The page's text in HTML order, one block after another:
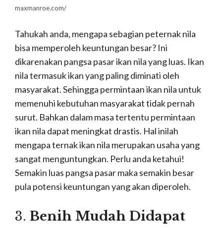
maxmanroe.com/
Tahukah anda, mengapa sebagian peternak nila
bisa memperoleh keuntungan besar? Ini
dikarenakan pangsa pasar ikan nila yang luas. Ikan
nila termasuk ikan yang paling diminati oleh
masyarakat. Sehingga permintaan ikan nila untuk
memenuhi kebutuhan masyarakat tidak pernah
surut. Bahkan dalam masa tertentu permintaan
ikan nila dapat meningkat drastis. Hal inilah
mengapa ternak ikan nila merupakan usaha yang
sangat menguntungkan. Perlu anda ketahui!
Semakin luas pangsa pasar maka semakin besar
pula potensi keuntungan yang akan diperoleh.
3. Benih Mudah Didapat